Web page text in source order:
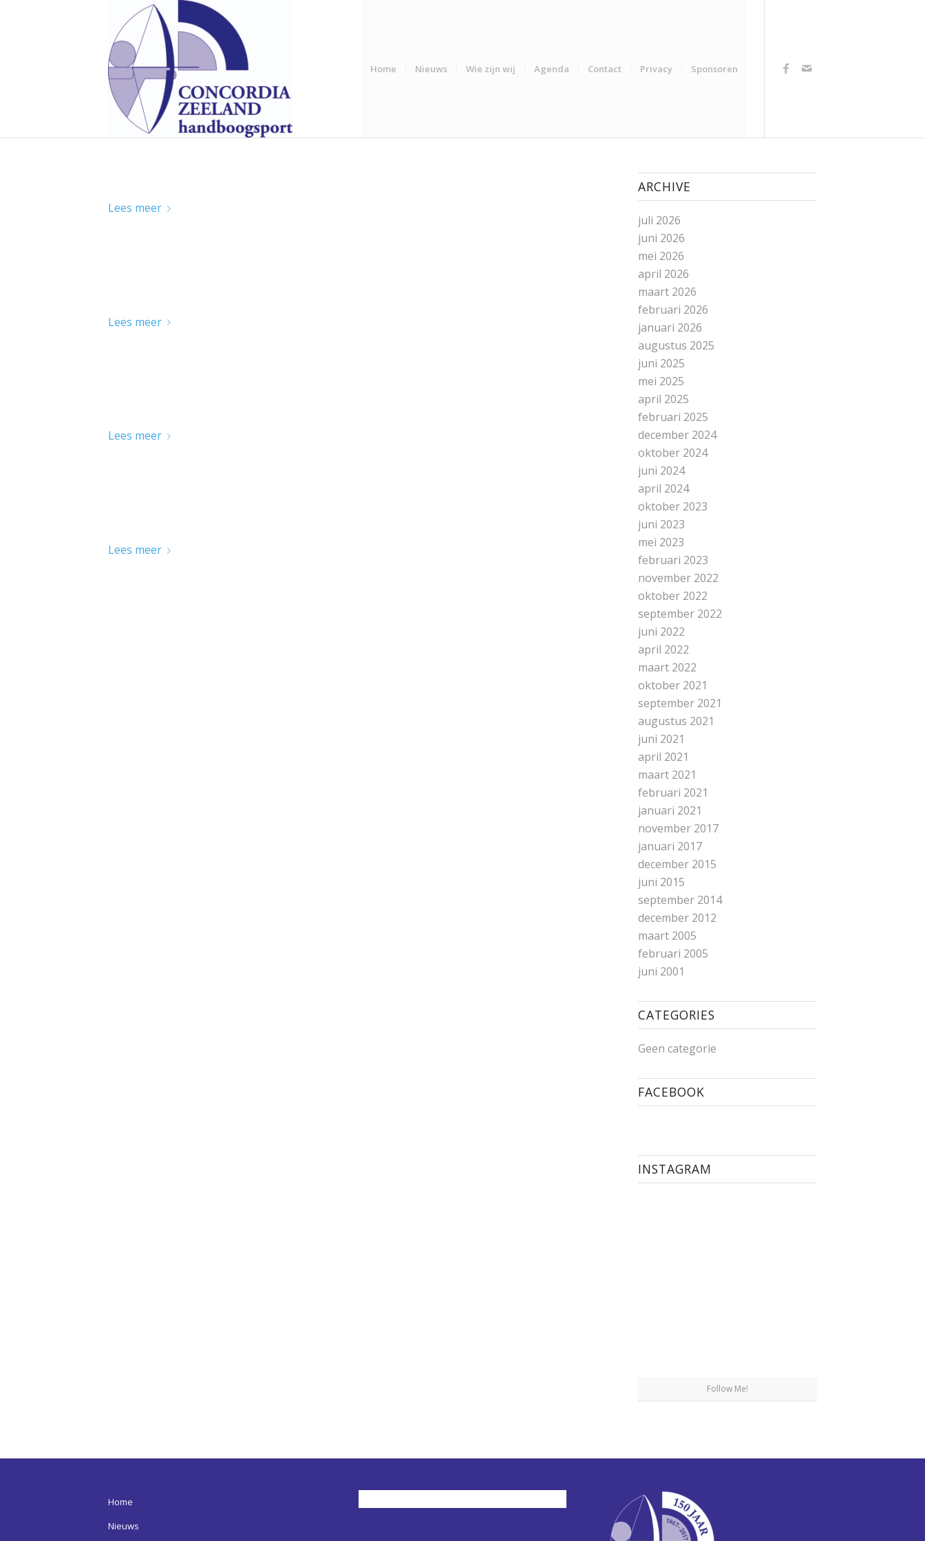
Home Nieuws Wie zijn wij Agenda Contact Privacy Sponsoren
Lees meer
Lees meer
Lees meer
Lees meer
ARCHIVE
juli 2026
juni 2026
mei 2026
april 2026
maart 2026
februari 2026
januari 2026
augustus 2025
juni 2025
mei 2025
april 2025
februari 2025
december 2024
oktober 2024
juni 2024
april 2024
oktober 2023
juni 2023
mei 2023
februari 2023
november 2022
oktober 2022
september 2022
juni 2022
april 2022
maart 2022
oktober 2021
september 2021
augustus 2021
juni 2021
april 2021
maart 2021
februari 2021
januari 2021
november 2017
januari 2017
december 2015
juni 2015
september 2014
december 2012
maart 2005
februari 2005
juni 2001
CATEGORIES
Geen categorie
FACEBOOK
INSTAGRAM
Follow Me!
Home
Nieuws